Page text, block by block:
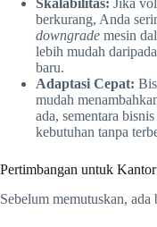
Skalabilitas: Jika
berkurang, Anda
downgrade mesin
lebih mudah
baru.
Adaptasi Cepat:
mudah
ada, sementara
kebutuhan tanpa
Pertimbangan untuk
Sebelum memutuskan,